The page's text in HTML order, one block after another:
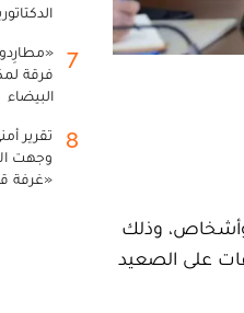
وأشخاص، وذلك
على الصعيد
7
فرقة
البيضاء
8
تقرير
وجهت
«غرفة